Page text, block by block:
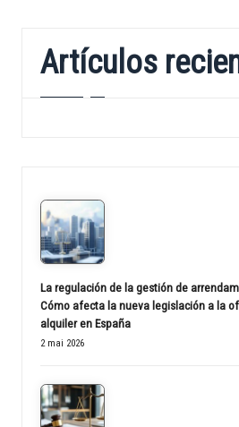
Artículos
La regulación de la gestión de
Cómo afecta la nueva legislación a la
alquiler en España
2 mai 2026